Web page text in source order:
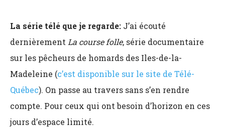
La série télé que je regarde: J’ai écouté
dernièrement La course folle, série documentaire
sur les pêcheurs de homards des Iles-de-la-
Madeleine (c’est disponible sur le site de Télé-
Québec). On passe au travers sans s’en rendre
compte. Pour ceux qui ont besoin d’horizon en ces
jours d’espace limité.